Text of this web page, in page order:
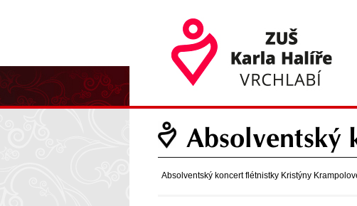
Absolventský
Absolventský koncert flétnistky Kristýny